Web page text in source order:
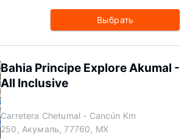
Выбрать
Bahia Principe Explore Akumal -
All Inclusive
Carretera Chetumal - Cancún Km
250, Акумаль, 77760, MX